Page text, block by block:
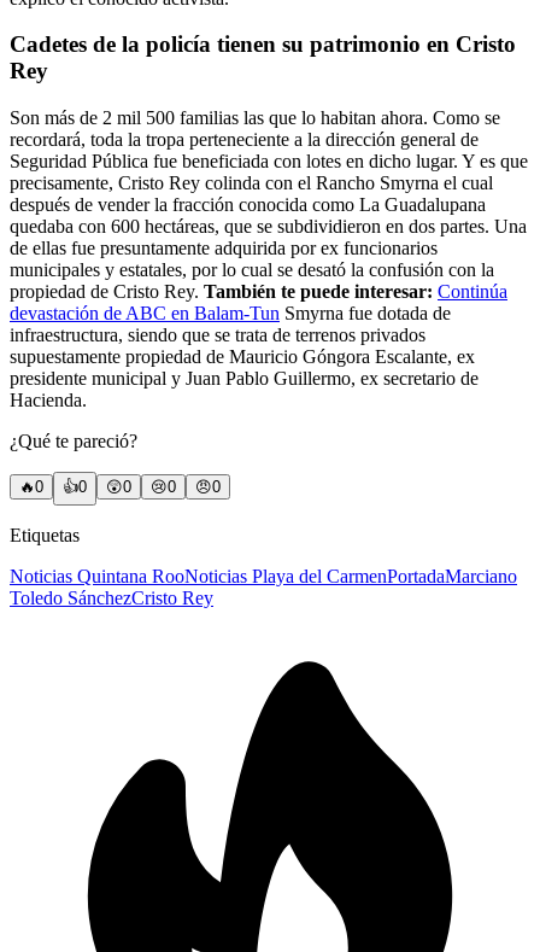
Cadetes de la policía tienen su patrimonio en Cristo
Rey
Son más de 2 mil 500 familias las que lo habitan ahora. Como se
recordará, toda la tropa perteneciente a la dirección general de
Seguridad Pública fue beneficiada con lotes en dicho lugar. Y es que
precisamente, Cristo Rey colinda con el Rancho Smyrna el cual
después de vender la fracción conocida como La Guadalupana
quedaba con 600 hectáreas, que se subdividieron en dos partes. Una
de ellas fue presuntamente adquirida por ex funcionarios
municipales y estatales, por lo cual se desató la confusión con la
propiedad de Cristo Rey. También te puede interesar: Continúa
devastación de ABC en Balam-Tun Smyrna fue dotada de
infraestructura, siendo que se trata de terrenos privados
supuestamente propiedad de Mauricio Góngora Escalante, ex
presidente municipal y Juan Pablo Guillermo, ex secretario de
Hacienda.
¿Qué te pareció?
🔥0 👍0 😲0 😢0 😠0
Etiquetas
Noticias Quintana RooNoticias Playa del CarmenPortadaMarciano
Toledo SánchezCristo Rey